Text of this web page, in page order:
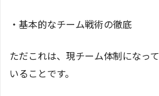
・基本的なチーム戦術の徹底
ただこれは、現チーム体制になっ
いることです。